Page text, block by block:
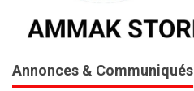
Annonces & Communiqués